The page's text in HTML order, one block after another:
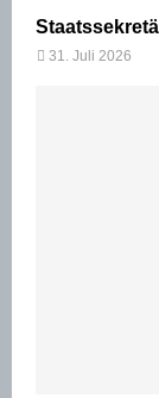
31. Juli 2026